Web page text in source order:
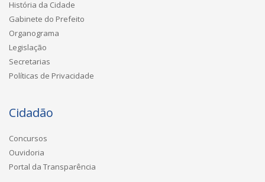
História da Cidade
Gabinete do Prefeito
Organograma
Legislação
Secretarias
Políticas de Privacidade
Cidadão
Concursos
Ouvidoria
Portal da Transparência